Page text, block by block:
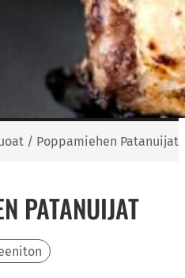
/ Poppamiehen Patanuijat
PATANUIJAT